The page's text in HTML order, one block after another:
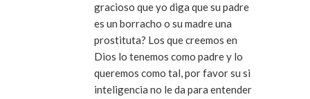
gracioso que yo diga que su padre
es un borracho o su madre una
prostituta? Los que creemos en
Dios lo tenemos como padre y lo
queremos como tal, por favor su si
inteligencia no le da para entender